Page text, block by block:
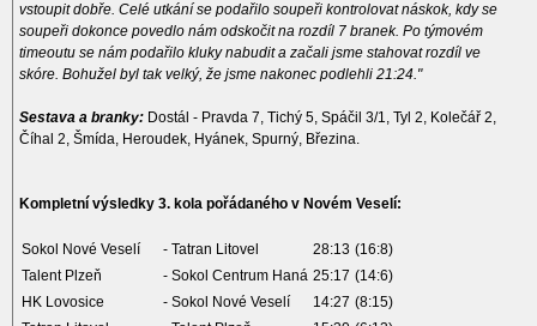
vstoupit dobře. Celé utkání se podařilo soupeři kontrolovat náskok, kdy se
soupeři dokonce povedlo nám odskočit na rozdíl 7 branek. Po týmovém
timeoutu se nám podařilo kluky nabudit a začali jsme stahovat rozdíl ve
skóre. Bohužel byl tak velký, že jsme nakonec podlehli 21:24."
Sestava a branky: Dostál - Pravda 7, Tichý 5, Spáčil 3/1, Tyl 2, Kolečář 2,
Číhal 2, Šmída, Heroudek, Hyánek, Spurný, Březina.
Kompletní výsledky 3. kola pořádaného v Novém Veselí:
Sokol Nové Veselí - Tatran Litovel 28:13 (16:8)
Talent Plzeň
- Sokol Centrum Haná 25:17 (14:6)
HK Lovosice
- Sokol Nové Veselí 14:27 (8:15)